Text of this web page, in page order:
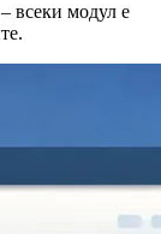
всеки модул е